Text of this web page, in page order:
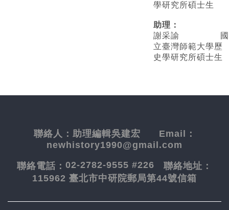
學研究所碩士生
助理：
謝采諭
國
立臺灣師範大學歷
史學研究所碩士生
聯絡人： 助理編輯吳建宏 Email：
newhistory1990@gmail.com
聯絡電話： 02-2782-9555 #226 聯絡地址：
115962 臺北市中研院郵局第44號信箱